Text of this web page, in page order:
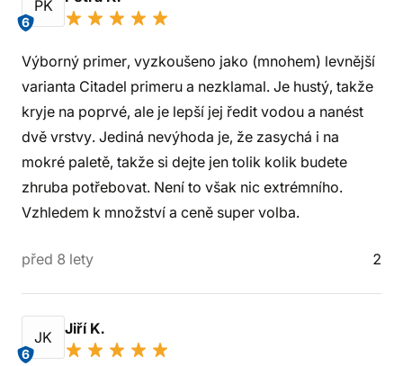
PK
6
Výborný primer, vyzkoušeno jako (mnohem) levnější
varianta Citadel primeru a nezklamal. Je hustý, takže
kryje na poprvé, ale je lepší jej ředit vodou a nanést
dvě vrstvy. Jediná nevýhoda je, že zasychá i na
mokré paletě, takže si dejte jen tolik kolik budete
zhruba potřebovat. Není to však nic extrémního.
Vzhledem k množství a ceně super volba.
před 8 lety 2
JK
6
Jiří K.